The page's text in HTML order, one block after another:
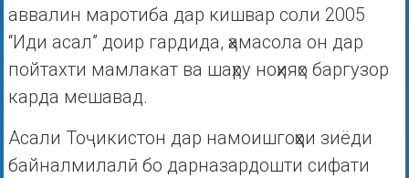
аввалин маротиба дар кишвар соли 2005
“Иди асал” доир гардида, ҳамасола он дар
пойтахти мамлакат ва шаҳру ноҳияҳо баргузор
карда мешавад.
Асали Тоҷикистон дар намоишгоҳҳои зиёди
байналмилалӣ бо дарназардошти сифати